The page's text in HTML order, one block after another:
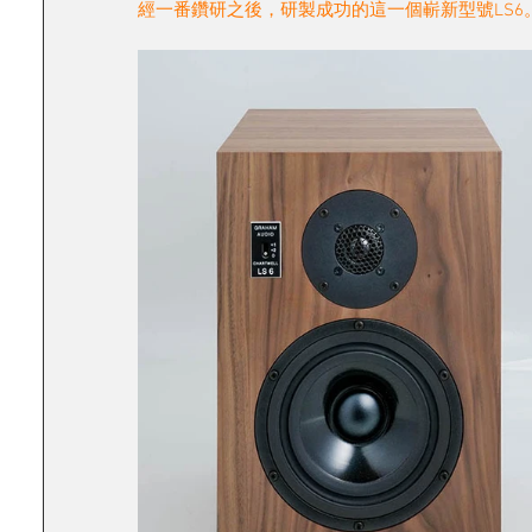
經一番鑽研之後，研製成功的這一個嶄新型號LS6